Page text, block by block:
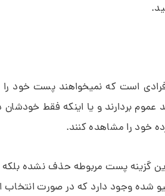
افرادی است که نمیخواهند پست خود
خود را مشاهده کنند.
این گزینه پست مربوطه حذف نشده
شده وجود دارد که در صورت انتخاب